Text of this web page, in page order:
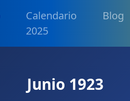
Calendario
2025
Blog
Junio 1923